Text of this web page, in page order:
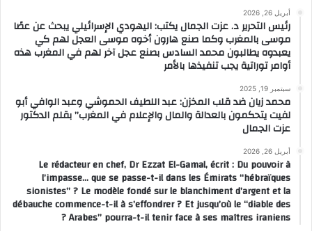
أبريل 26, 2026
رئيس التحرير د. عزت الجمال يكتب: اليهودي الإسرائيلي يبحث عن عصًا
موسى بالمغرب وكما صنع هارون أخوه موسى العجل لهم كي
يعبدوه يطالبون محمد السادس بصنع عجل آخر لهم في المغرب هذه
أوامر توراتية يجب تنفيذها بالأمر
سبتمبر 19, 2025
محمد زيان ضد قلب المخزن: عبد اللطيف الحموشي وعبد الوافي أبو
لفيت يتحكمون بالعدالة والمال والإعلام في المغرب” بقلم الدكتور
عزت الجمال
أبريل 26, 2026
Le rédacteur en chef, Dr Ezzat El-Gamal, écrit : Du pouvoir à
l’impasse… que se passe-t-il dans les Émirats “hébraïques
sionistes” ? Le modèle fondé sur le blanchiment d’argent et la
débauche commence-t-il à s’effondrer ? Et jusqu’où le “diable des
Arabes” pourra-t-il tenir face à ses maîtres iraniens ?